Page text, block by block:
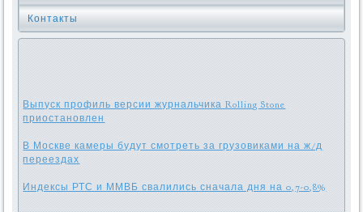
Контакты
Выпуск профиль версии журнальчика Rolling Stone
приостановлен
В Москве камеры будут смотреть за грузовиками на ж/д
переездах
Индексы РТС и ММВБ свалились сначала дня на 0,7-0,8%